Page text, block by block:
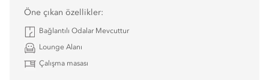
Öne çıkan özellikler:
Bağlantılı Odalar Mevcuttur
Lounge Alanı
Çalışma masası